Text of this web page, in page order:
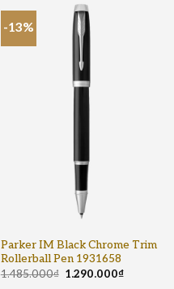
-13%
Parker IM Black Chrome Trim
Rollerball Pen 1931658
1.485.000₫ 1.290.000₫